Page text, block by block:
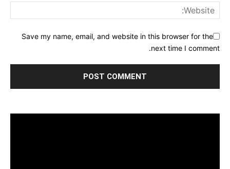
Save my name, email, and website in this browser for the
next time I comment.